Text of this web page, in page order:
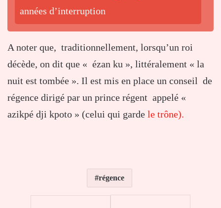
années d’interruption
A noter que, traditionnellement, lorsqu’un roi
décède, on dit que « ézan ku », littéralement « la
nuit est tombée ». Il est mis en place un conseil de
régence dirigé par un prince régent appelé «
azikpé dji kpoto » (celui qui garde le trône).
régence